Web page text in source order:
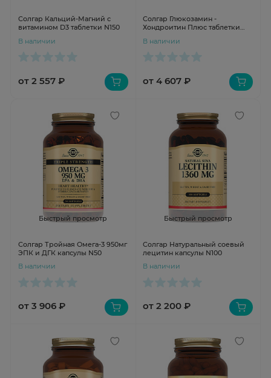
Солгар Кальций-Магний с
витамином D3 таблетки N150
В наличии
от 2 557 ₽
Солгар Глюкозамин -
Хондроитин Плюс таблетки
В наличии
от 4 607 ₽
Быстрый просмотр
Солгар Тройная Омега-3 950мг
ЭПК и ДГК капсулы N50
В наличии
от 3 906 ₽
Быстрый просмотр
Солгар Натуральный соевый
лецитин капсулы N100
В наличии
от 2 200 ₽